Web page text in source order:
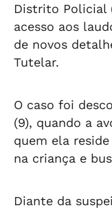
Distrito Policial
acesso aos
de novos
Tutelar.
O caso foi
(9), quando a
quem ela
na criança e
Diante da